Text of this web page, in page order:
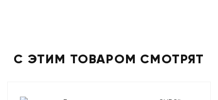
С ЭТИМ ТОВАРОМ СМОТРЯТ